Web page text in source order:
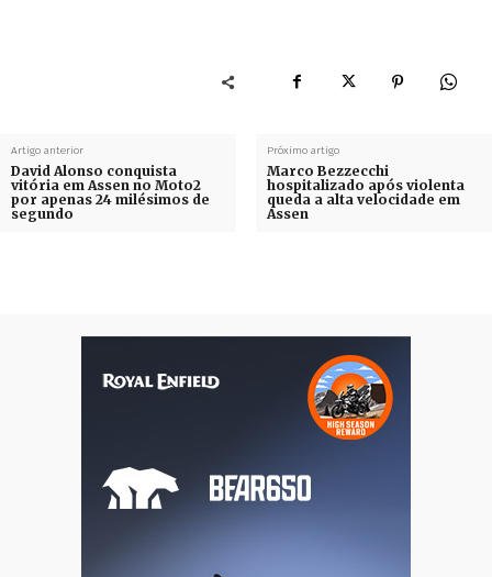
Artigo anterior
David Alonso conquista
vitória em Assen no Moto2
por apenas 24 milésimos de
segundo
Próximo artigo
Marco Bezzecchi
hospitalizado após violenta
queda a alta velocidade em
Assen